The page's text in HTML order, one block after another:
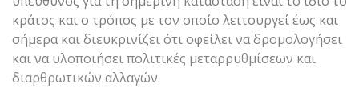
κράτος και ο τρόπος με τον οποίο λειτουργεί έως και
σήμερα και διευκρινίζει ότι οφείλει να δρομολογήσει
και να υλοποιήσει πολιτικές μεταρρυθμίσεων και
διαρθρωτικών αλλαγών.